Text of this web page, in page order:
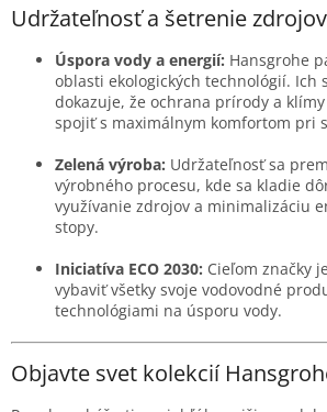
Udržateľnosť a šetrenie zdrojov
Úspora vody a energií: Hansgrohe
oblasti ekologických technológií. Ich
dokazuje, že ochrana prírody a
spojiť s maximálnym komfortom pri
Zelená výroba: Udržateľnosť sa
výrobného procesu, kde sa kladie
využívanie zdrojov a minimalizáciu
stopy.
Iniciatíva ECO 2030: Cieľom značky
vybaviť všetky svoje vodovodné
technológiami na úsporu vody.
Objavte svet kolekcií